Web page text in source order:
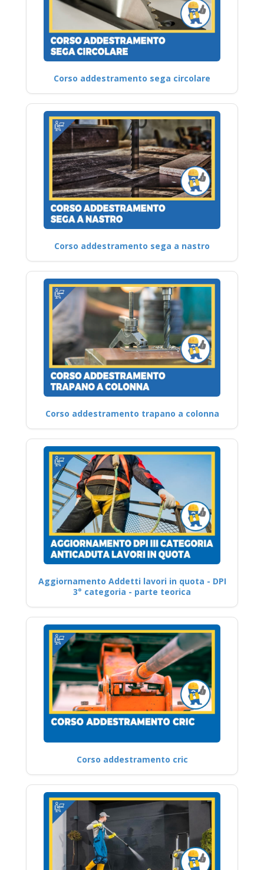
Corso addestramento sega circolare
Corso addestramento sega a nastro
Corso addestramento trapano a colonna
Aggiornamento Addetti lavori in quota - DPI
3° categoria - parte teorica
Corso addestramento cric